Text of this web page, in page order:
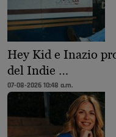
Hey Kid e Inazio
del Indie …
07-08-2026 10:48 a.m.